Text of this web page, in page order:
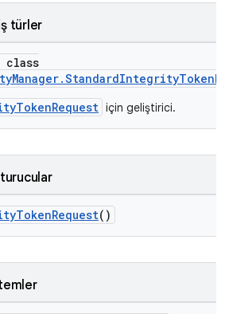
türler
class
için geliştirici.
()